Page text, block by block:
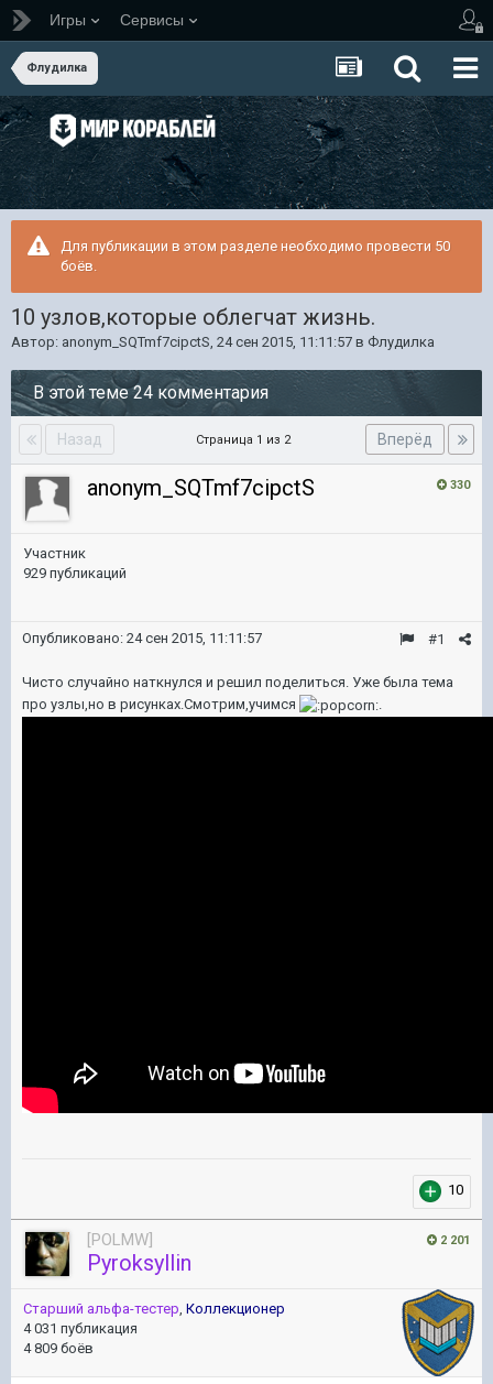
Игры Сервисы
Флудилка
Для публикации в этом разделе необходимо провести 50
боёв.
10 узлов,которые облегчат жизнь.
Автор: anonym_SQTmf7cipctS, 24 сен 2015, 11:11:57 в Флудилка
В этой теме 24 комментария
Назад Вперёд
Страница 1 из 2
330
anonym_SQTmf7cipctS
Участник
929 публикаций
#1
Опубликовано: 24 сен 2015, 11:11:57
Чисто случайно наткнулся и решил поделиться. Уже была тема
про узлы,но в рисунках.Смотрим,учимся
.
10
2 201
[POLMW]
Pyroksyllin
Старший альфа-тестер, Коллекционер
4 031 публикация
4 809 боёв